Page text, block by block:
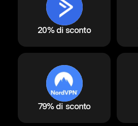
20% di sconto
79% di sconto